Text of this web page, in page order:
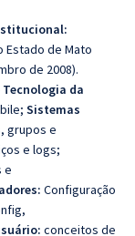
Estado de Mato
de 2008).
da
Sistemas
grupos e
e logs;
e
Configuração
conceitos de